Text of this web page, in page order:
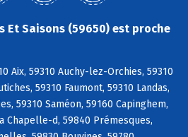
Et Saisons (59650) est proche
Aix, 59310 Auchy-lez-Orchies, 59310
59310 Faumont, 59310 Landas,
59310 Saméon, 59160 Capinghem,
Chapelle-d, 59840 Prémesques,